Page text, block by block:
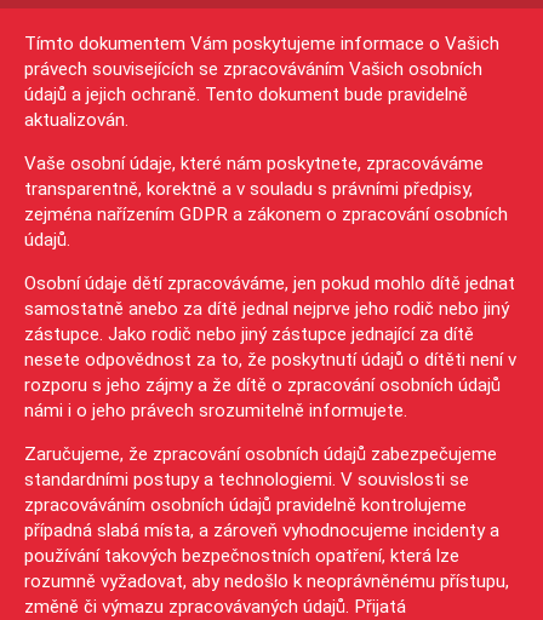
Tímto dokumentem Vám poskytujeme informace o Vašich
právech souvisejících se zpracováváním Vašich osobních
údajů a jejich ochraně. Tento dokument bude pravidelně
aktualizován.
Vaše osobní údaje, které nám poskytnete, zpracováváme
transparentně, korektně a v souladu s právními předpisy,
zejména nařízením GDPR a zákonem o zpracování osobních
údajů.
Osobní údaje dětí zpracováváme, jen pokud mohlo dítě jednat
samostatně anebo za dítě jednal nejprve jeho rodič nebo jiný
zástupce. Jako rodič nebo jiný zástupce jednající za dítě
nesete odpovědnost za to, že poskytnutí údajů o dítěti není v
rozporu s jeho zájmy a že dítě o zpracování osobních údajů
námi i o jeho právech srozumitelně informujete.
Zaručujeme, že zpracování osobních údajů zabezpečujeme
standardními postupy a technologiemi. V souvislosti se
zpracováváním osobních údajů pravidelně kontrolujeme
případná slabá místa, a zároveň vyhodnocujeme incidenty a
používání takových bezpečnostních opatření, která lze
rozumně vyžadovat, aby nedošlo k neoprávněnému přístupu,
změně či výmazu zpracovávaných údajů. Přijatá